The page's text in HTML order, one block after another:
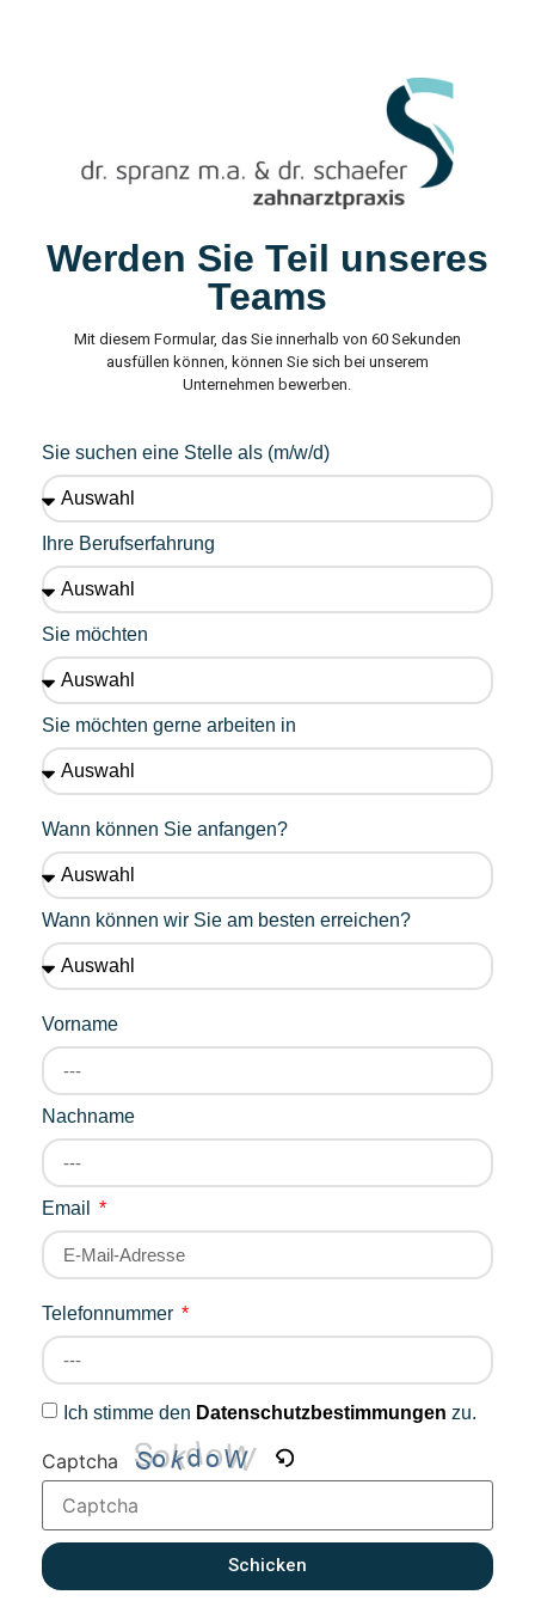
Werden Sie Teil unseres
Teams
Mit diesem Formular, das Sie innerhalb von 60 Sekunden
ausfüllen können, können Sie sich bei unserem
Unternehmen bewerben.
Sie suchen eine Stelle als (m/w/d)
Ihre Berufserfahrung
Sie möchten
Sie möchten gerne arbeiten in
Wann können Sie anfangen?
Wann können wir Sie am besten erreichen?
Vorname
Nachname
Email
Telefonnummer
Ich stimme den Datenschutzbestimmungen zu.
Captcha
Schicken